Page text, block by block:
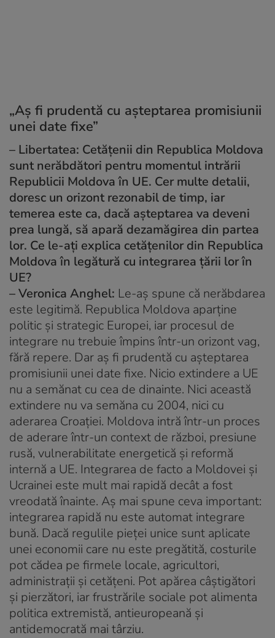
„Aș fi prudentă cu așteptarea promisiunii
unei date fixe”
– Libertatea: Cetățenii din Republica Moldova
sunt nerăbdători pentru momentul intrării
Republicii Moldova în UE. Cer multe detalii,
doresc un orizont rezonabil de timp, iar
temerea este ca, dacă așteptarea va deveni
prea lungă, să apară dezamăgirea din partea
lor. Ce le-ați explica cetățenilor din Republica
Moldova în legătură cu integrarea țării lor în
UE?
– Veronica Anghel: Le-aș spune că nerăbdarea
este legitimă. Republica Moldova aparține
politic și strategic Europei, iar procesul de
integrare nu trebuie împins într-un orizont vag,
fără repere. Dar aș fi prudentă cu așteptarea
promisiunii unei date fixe. Nicio extindere a UE
nu a semănat cu cea de dinainte. Nici această
extindere nu va semăna cu 2004, nici cu
aderarea Croației. Moldova intră într-un proces
de aderare într-un context de război, presiune
rusă, vulnerabilitate energetică și reformă
internă a UE. Integrarea de facto a Moldovei și
Ucrainei este mult mai rapidă decât a fost
vreodată înainte. Aș mai spune ceva important:
integrarea rapidă nu este automat integrare
bună. Dacă regulile pieței unice sunt aplicate
unei economii care nu este pregătită, costurile
pot cădea pe firmele locale, agricultori,
administrații și cetățeni. Pot apărea câștigători
și pierzători, iar frustrările sociale pot alimenta
politica extremistă, antieuropeană și
antidemocrată mai târziu.